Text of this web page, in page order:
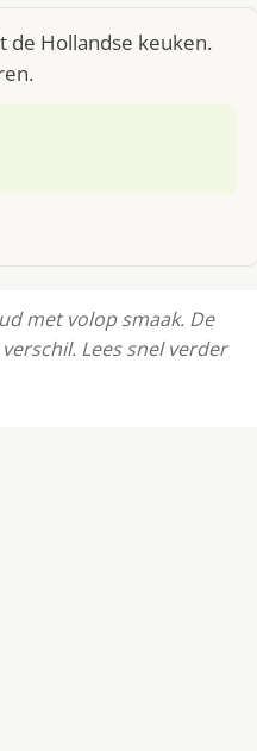
de Hollandse keuken.
met volop smaak. De
Lees snel verder